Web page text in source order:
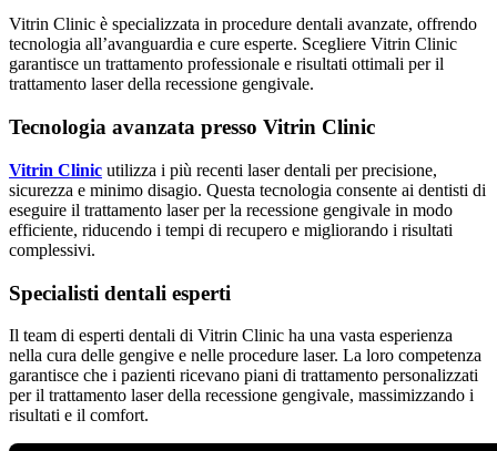
Vitrin Clinic è specializzata in procedure dentali avanzate, offrendo
tecnologia all’avanguardia e cure esperte. Scegliere Vitrin Clinic
garantisce un trattamento professionale e risultati ottimali per il
trattamento laser della recessione gengivale.
Tecnologia avanzata presso Vitrin Clinic
Vitrin Clinic utilizza i più recenti laser dentali per precisione,
sicurezza e minimo disagio. Questa tecnologia consente ai dentisti di
eseguire il trattamento laser per la recessione gengivale in modo
efficiente, riducendo i tempi di recupero e migliorando i risultati
complessivi.
Specialisti dentali esperti
Il team di esperti dentali di Vitrin Clinic ha una vasta esperienza
nella cura delle gengive e nelle procedure laser. La loro competenza
garantisce che i pazienti ricevano piani di trattamento personalizzati
per il trattamento laser della recessione gengivale, massimizzando i
risultati e il comfort.